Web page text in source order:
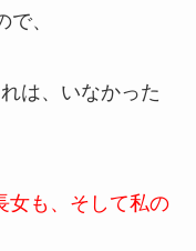
、
は、いなかった
女も、そして私の